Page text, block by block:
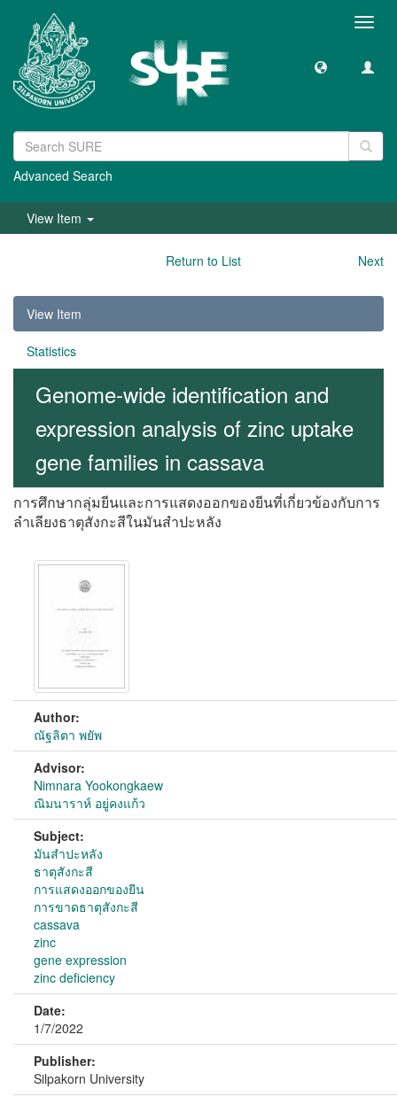
Advanced Search
View Item
Return to List Next
View Item
Statistics
Genome-wide identification and
expression analysis of zinc uptake
gene families in cassava
การศึกษากลุ่มยีนและการแสดงออกของยีนที่เกี่ยวข้องกับการ
ลำเลียงธาตุสังกะสีในมันสำปะหลัง
Author:
ณัฐลิตา พยัพ
Advisor:
Nimnara Yookongkaew
ณิมนาราห์ อยู่คงแก้ว
Subject:
มันสำปะหลัง
ธาตุสังกะสี
การแสดงออกของยีน
การขาดธาตุสังกะสี
cassava
zinc
gene expression
zinc deficiency
Date:
1/7/2022
Publisher:
Silpakorn University